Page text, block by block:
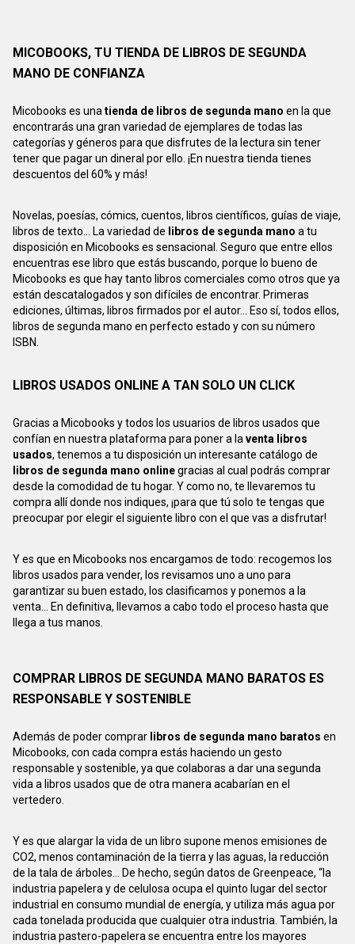
MICOBOOKS, TU TIENDA DE LIBROS DE SEGUNDA
MANO DE CONFIANZA
Micobooks es unatienda de libros de segunda mano en la que
encontrarás una gran variedad de ejemplares de todas las
categorías y géneros para que disfrutes de la lectura sin tener
tener que pagar un dineral por ello. ¡En nuestra tienda tienes
descuentos del 60% y más!
Novelas, poesías, cómics, cuentos, libros científicos, guías de viaje,
libros de texto... La variedad de libros de segunda mano a tu
disposición en Micobooks es sensacional. Seguro que entre ellos
encuentras ese libro que estás buscando, porque lo bueno de
Micobooks es que hay tanto libros comerciales como otros que ya
están descatalogados y son difíciles de encontrar. Primeras
ediciones, últimas, libros firmados por el autor... Eso sí, todos ellos,
libros de segunda mano en perfecto estado y con su número
ISBN.
LIBROS USADOS ONLINE A TAN SOLO UN CLICK
Gracias a Micobooks y todos los usuarios de libros usados que
confían en nuestra plataforma para poner a laventa libros
usados, tenemos a tu disposición un interesante catálogo de
libros de segunda mano onlinegracias al cual podrás comprar
desde la comodidad de tu hogar. Y como no, te llevaremos tu
compra allí donde nos indiques, ¡para que tú solo te tengas que
preocupar por elegir el siguiente libro con el que vas a disfrutar!
Y es que en Micobooks nos encargamos de todo: recogemos los
libros usados para vender, los revisamos uno a uno para
garantizar su buen estado, los clasificamos y ponemos a la
venta... En definitiva, llevamos a cabo todo el proceso hasta que
llega a tus manos.
COMPRAR LIBROS DE SEGUNDA MANO BARATOS ES
RESPONSABLE Y SOSTENIBLE
Además de poder comprar libros de segunda mano baratos en
Micobooks, con cada compra estás haciendo un gesto
responsable y sostenible, ya que colaboras a dar una segunda
vida a libros usados que de otra manera acabarían en el
vertedero.
Y es que alargar la vida de un libro supone menos emisiones de
CO2, menos contaminación de la tierra y las aguas, la reducción
de la tala de árboles... De hecho, según datos de Greenpeace, “la
industria papelera y de celulosa ocupa el quinto lugar del sector
industrial en consumo mundial de energía, y utiliza más agua por
cada tonelada producida que cualquier otra industria. También, la
industria pastero-papelera se encuentra entre los mayores